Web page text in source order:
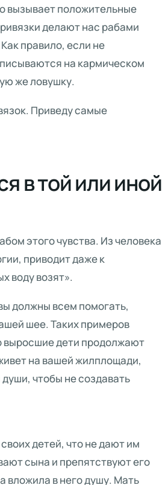
вызывает положительные
делают нас рабами
правило, если не
на кармическом
же ловушку.
Приведу самые
в той или иной
этого чувства. Из человека
приводит даже к
воду возят».
должны всем помогать,
шее. Таких примеров
выросшие дети продолжают
на вашей жилплощади,
чтобы не создавать
детей, что не дают им
сына и препятствуют его
вложила в него душу. Мать